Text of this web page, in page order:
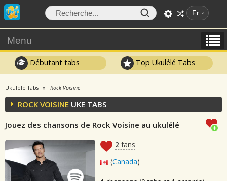
Fr
Menu
Débutant tabs Top Ukulélé Tabs
Ukulélé Tabs Rock Voisine
ROCK VOISINE UKE TABS
Jouez des chansons de Rock Voisine au ukulélé
2 fans
(Canada)